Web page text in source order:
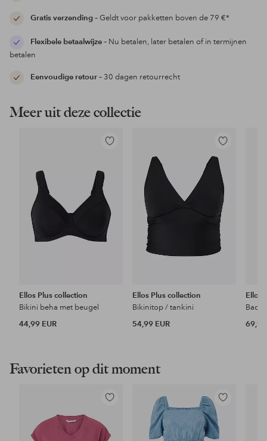
Gratis verzending– Geldt voor pakketten boven de 79 €*
Flexibele betaalwijze– Nu betalen, later betalen of in termijnen
betalen
Eenvoudige retour– 30 dagen retourrecht
Meer uit deze collectie
Toevoegen
favorieten
Ellos Plus collection
Bikini beha met beugel
44,99 EUR
Toevoegen
aan
favorieten
Ellos Plus collection
Bikinitop / tankini
54,99 EUR
Ellos
69,99
Favorieten op dit moment
Toevoegen
favorieten
Toevoegen
aan
favorieten